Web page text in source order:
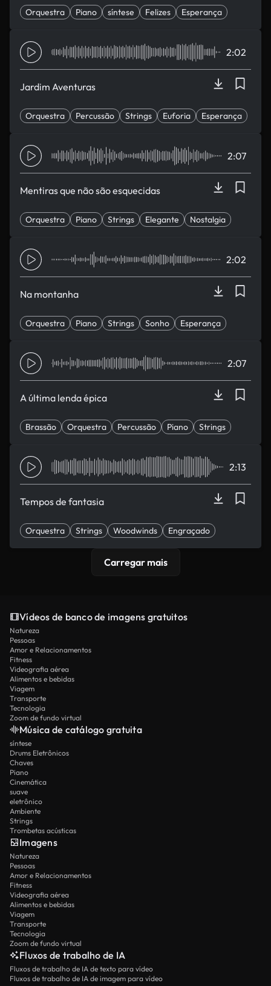
Orquestra Piano síntese Felizes Esperança
Jardim Aventuras
2:02
Orquestra Percussão Strings Euforia Esperança
Mentiras que não são esquecidas
2:07
Orquestra Piano Strings Elegante Nostalgia
Na montanha
2:02
Orquestra Piano Strings Sonho Esperança
A última lenda épica
2:07
Brassão Orquestra Percussão Piano Strings
Tempos de fantasia
2:13
Orquestra Strings Woodwinds
Engraçado
Carregar mais
Vídeos de banco de imagens gratuitos
Natureza
Pessoas
Amor e Relacionamentos
Fitness
Videografia aérea
Alimentos e bebidas
Viagem
Transporte
Tecnologia
Zoom de fundo virtual
Música de catálogo gratuita
síntese
Drums Eletrônicos
Chaves
Piano
Cinemática
suave
eletrônico
Ambiente
Strings
Trombetas acústicas
Imagens
Natureza
Pessoas
Amor e Relacionamentos
Fitness
Videografia aérea
Alimentos e bebidas
Viagem
Transporte
Tecnologia
Zoom de fundo virtual
Fluxos de trabalho de IA
Fluxos de trabalho de IA de texto para vídeo
Fluxos de trabalho de IA de imagem para vídeo